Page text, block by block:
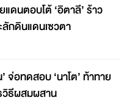
แดนตอบโต้ ‘อิตาลี’ ร้าว
กดินแดนเซวตา
จ่อทดสอบ ‘นาโต’ ท้าทาย
วิธีผสมผสาน